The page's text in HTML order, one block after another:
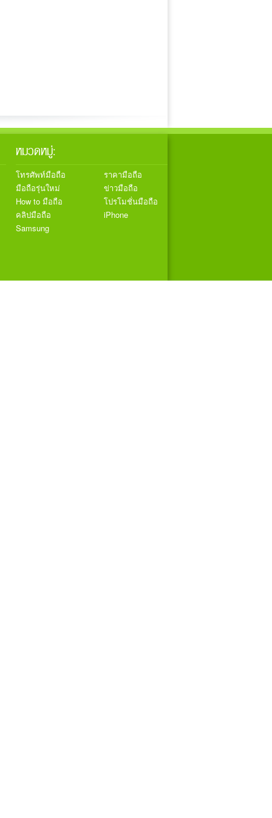
หมวดหมู่:
โทรศัพท์มือถือ
ราคามือถือ
มือถือรุ่นใหม่
ข่าวมือถือ
How to มือถือ
โปรโมชั่นมือถือ
คลิปมือถือ
iPhone
Samsung